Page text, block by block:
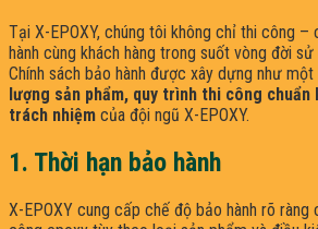
Tại X-EPOXY, chúng tôi không chỉ thi công
hành cùng khách hàng trong suốt vòng đời
Chính sách bảo hành được xây dựng như
lượng sản phẩm, quy trình thi công
trách nhiệm của đội ngũ X-EPOXY.
1. Thời hạn bảo hành
X-EPOXY cung cấp chế độ bảo hành rõ